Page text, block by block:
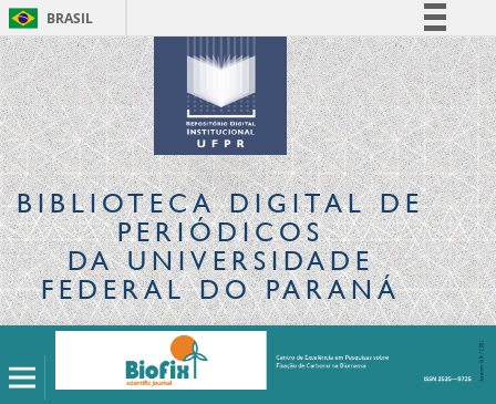
BRASIL
Simplifique!
Comunica BR
Participe
Acesso à informação
Legislação
Canais
BIBLIOTECA DIGITALDE
PERIÓDICOS
DA UNIVERSIDADE
FEDERAL DO PARANÁ